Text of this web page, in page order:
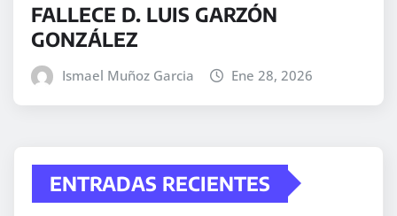
FALLECE D. LUIS GARZÓN
GONZÁLEZ
Ismael Muñoz Garcia Ene 28, 2026
ENTRADAS RECIENTES